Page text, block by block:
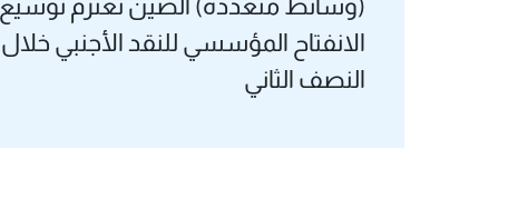
(وسائط متعددة) الصين تعتزم توسيع
الانفتاح المؤسسي للنقد الأجنبي خلال
النصف الثاني